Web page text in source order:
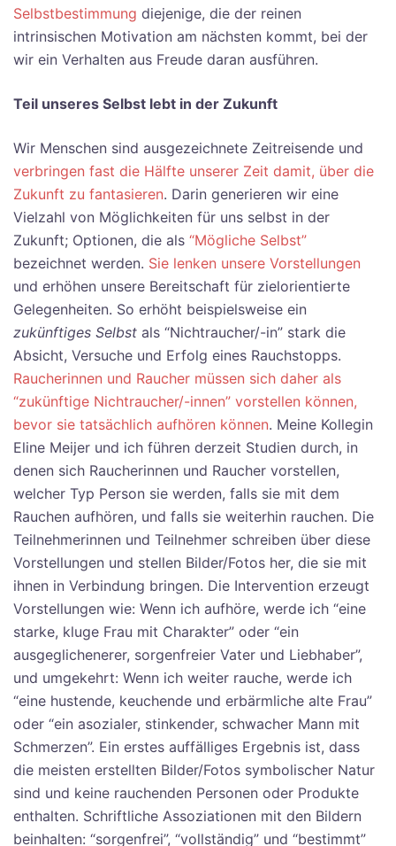
Selbstbestimmung diejenige, die der reinen
intrinsischen Motivation am nächsten kommt, bei der
wir ein Verhalten aus Freude daran ausführen.
Teil unseres Selbst lebt in der Zukunft
Wir Menschen sind ausgezeichnete Zeitreisende und
verbringen fast die Hälfte unserer Zeit damit, über die
Zukunft zu fantasieren. Darin generieren wir eine
Vielzahl von Möglichkeiten für uns selbst in der
Zukunft; Optionen, die als “Mögliche Selbst”
bezeichnet werden. Sie lenken unsere Vorstellungen
und erhöhen unsere Bereitschaft für zielorientierte
Gelegenheiten. So erhöht beispielsweise ein
zukünftiges Selbst als “Nichtraucher/-in” stark die
Absicht, Versuche und Erfolg eines Rauchstopps.
Raucherinnen und Raucher müssen sich daher als
“zukünftige Nichtraucher/-innen” vorstellen können,
bevor sie tatsächlich aufhören können. Meine Kollegin
Eline Meijer und ich führen derzeit Studien durch, in
denen sich Raucherinnen und Raucher vorstellen,
welcher Typ Person sie werden, falls sie mit dem
Rauchen aufhören, und falls sie weiterhin rauchen. Die
Teilnehmerinnen und Teilnehmer schreiben über diese
Vorstellungen und stellen Bilder/Fotos her, die sie mit
ihnen in Verbindung bringen. Die Intervention erzeugt
Vorstellungen wie: Wenn ich aufhöre, werde ich “eine
starke, kluge Frau mit Charakter” oder “ein
ausgeglichenerer, sorgenfreier Vater und Liebhaber”,
und umgekehrt: Wenn ich weiter rauche, werde ich
“eine hustende, keuchende und erbärmliche alte Frau”
oder “ein asozialer, stinkender, schwacher Mann mit
Schmerzen”. Ein erstes auffälliges Ergebnis ist, dass
die meisten erstellten Bilder/Fotos symbolischer Natur
sind und keine rauchenden Personen oder Produkte
enthalten. Schriftliche Assoziationen mit den Bildern
beinhalten: “sorgenfrei”, “vollständig” und “bestimmt”